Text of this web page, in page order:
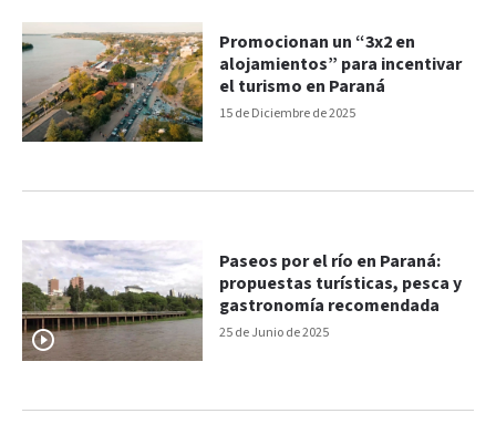
15 de Diciembre de 2025
Promocionan un “3x2 en
alojamientos” para incentivar
el turismo en Paraná
25 de Junio de 2025
Paseos por el río en Paraná:
propuestas turísticas, pesca y
gastronomía recomendada